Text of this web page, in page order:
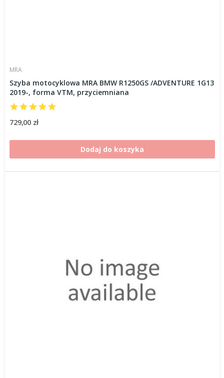
MRA
Szyba motocyklowa MRA BMW R1250GS /ADVENTURE 1G13
2019-, forma VTM, przyciemniana
729,00 zł
Dodaj do koszyka